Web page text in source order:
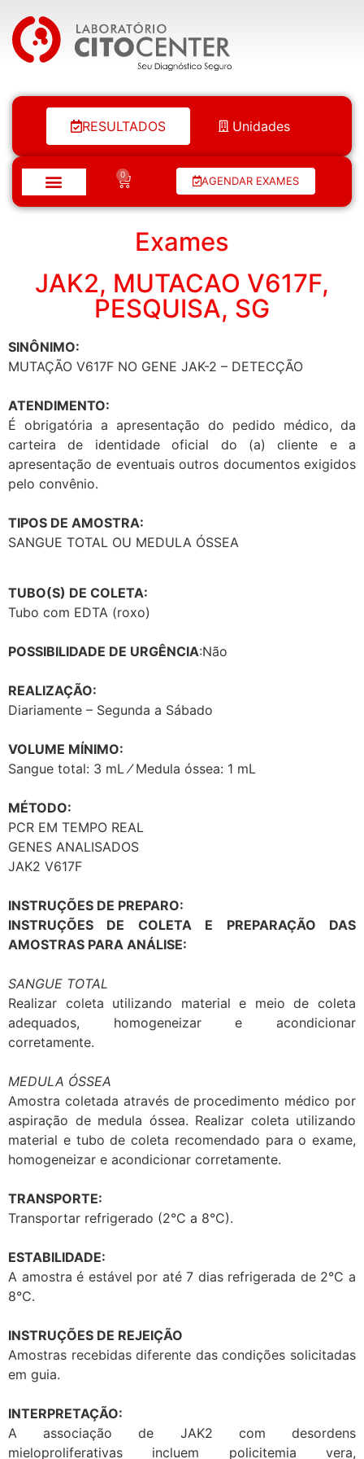
Laboratório Citocenter
RESULTADOS Unidades
0 AGENDAR EXAMES
Exames
JAK2, MUTACAO V617F,
PESQUISA, SG
SINÔNIMO:
MUTAÇÃO V617F NO GENE JAK-2 – DETECÇÃO
ATENDIMENTO:
É obrigatória a apresentação do pedido médico, da
carteira de identidade oficial do (a) cliente e a
apresentação de eventuais outros documentos exigidos
pelo convênio.
TIPOS DE AMOSTRA:
SANGUE TOTAL OU MEDULA ÓSSEA
TUBO(S) DE COLETA:
Tubo com EDTA (roxo)
POSSIBILIDADE DE URGÊNCIA:Não
REALIZAÇÃO:
Diariamente – Segunda a Sábado
VOLUME MÍNIMO:
Sangue total: 3 mL ⁄ Medula óssea: 1 mL
MÉTODO:
PCR EM TEMPO REAL
GENES ANALISADOS
JAK2 V617F
INSTRUÇÕES DE PREPARO:
INSTRUÇÕES DE COLETA E PREPARAÇÃO DAS
AMOSTRAS PARA ANÁLISE:
SANGUE TOTAL
Realizar coleta utilizando material e meio de coleta
adequados, homogeneizar e acondicionar
corretamente.
MEDULA ÓSSEA
Amostra coletada através de procedimento médico por
aspiração de medula óssea. Realizar coleta utilizando
material e tubo de coleta recomendado para o exame,
homogeneizar e acondicionar corretamente.
TRANSPORTE:
Transportar refrigerado (2°C a 8°C).
ESTABILIDADE:
A amostra é estável por até 7 dias refrigerada de 2°C a
8°C.
INSTRUÇÕES DE REJEIÇÃO
Amostras recebidas diferente das condições solicitadas
em guia.
INTERPRETAÇÃO:
A associação de JAK2 com desordens
mieloproliferativas incluem policitemia vera,